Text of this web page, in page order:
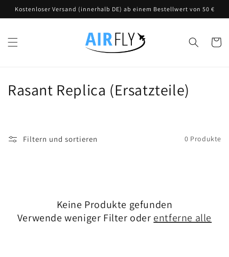
zum
Inhalt
Kostenloser Versand (innerhalb DE) ab einem Bestellwert von 50 €
K
e
Rasant Replica (Ersatzteile)
Filtern und sortieren 0 Produkte
Keine Produkte gefunden
Verwende weniger Filter oder entferne alle